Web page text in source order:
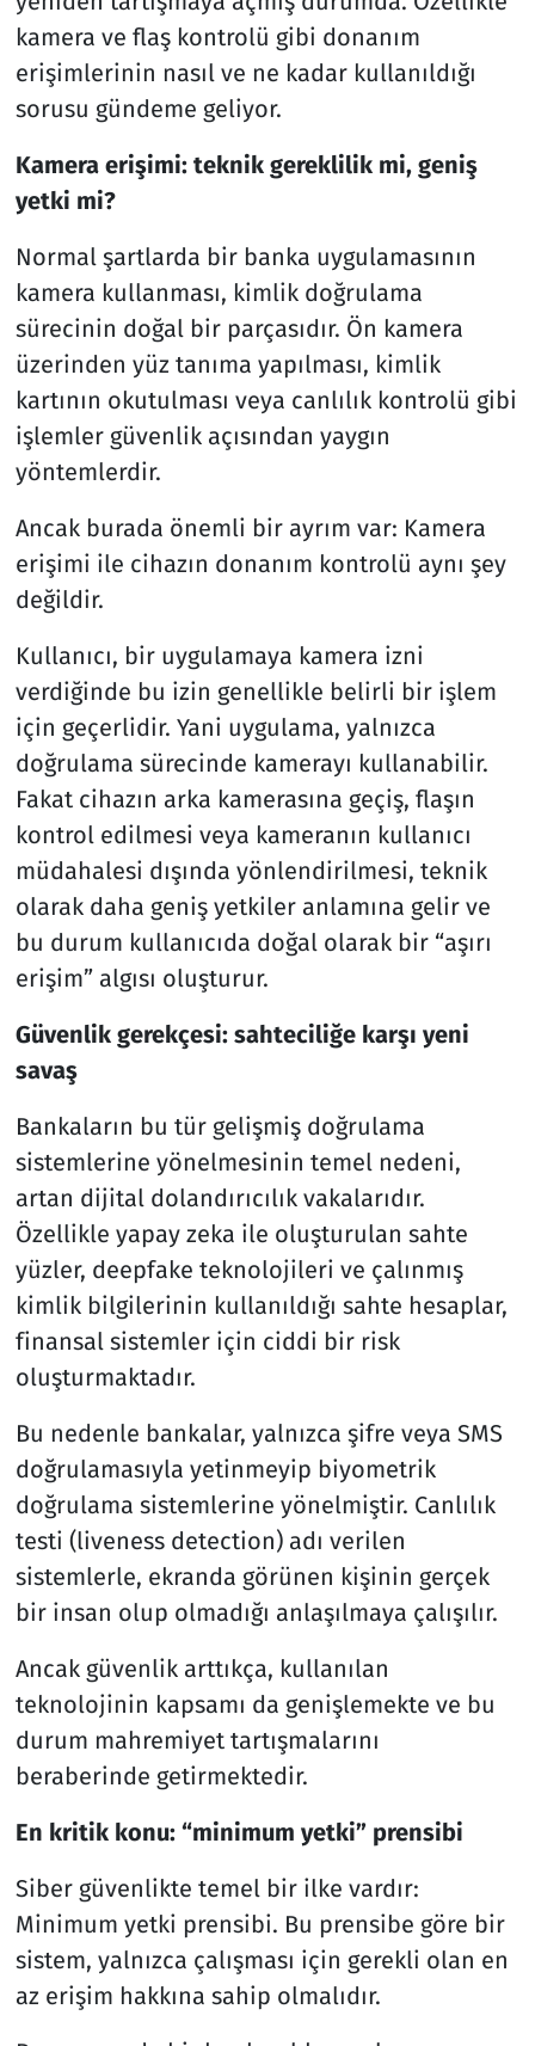
kamera ve flaş kontrolü gibi donanım
erişimlerinin nasıl ve ne kadar kullanıldığı
sorusu gündeme geliyor.
Kamera erişimi: teknik gereklilik mi, geniş
yetki mi?
Normal şartlarda bir banka uygulamasının
kamera kullanması, kimlik doğrulama
sürecinin doğal bir parçasıdır. Ön kamera
üzerinden yüz tanıma yapılması, kimlik
kartının okutulması veya canlılık kontrolü gibi
işlemler güvenlik açısından yaygın
yöntemlerdir.
Ancak burada önemli bir ayrım var: Kamera
erişimi ile cihazın donanım kontrolü aynı şey
değildir.
Kullanıcı, bir uygulamaya kamera izni
verdiğinde bu izin genellikle belirli bir işlem
için geçerlidir. Yani uygulama, yalnızca
doğrulama sürecinde kamerayı kullanabilir.
Fakat cihazın arka kamerasına geçiş, flaşın
kontrol edilmesi veya kameranın kullanıcı
müdahalesi dışında yönlendirilmesi, teknik
olarak daha geniş yetkiler anlamına gelir ve
bu durum kullanıcıda doğal olarak bir “aşırı
erişim” algısı oluşturur.
Güvenlik gerekçesi: sahteciliğe karşı yeni
savaş
Bankaların bu tür gelişmiş doğrulama
sistemlerine yönelmesinin temel nedeni,
artan dijital dolandırıcılık vakalarıdır.
Özellikle yapay zeka ile oluşturulan sahte
yüzler, deepfake teknolojileri ve çalınmış
kimlik bilgilerinin kullanıldığı sahte hesaplar,
finansal sistemler için ciddi bir risk
oluşturmaktadır.
Bu nedenle bankalar, yalnızca şifre veya SMS
doğrulamasıyla yetinmeyip biyometrik
doğrulama sistemlerine yönelmiştir. Canlılık
testi (liveness detection) adı verilen
sistemlerle, ekranda görünen kişinin gerçek
bir insan olup olmadığı anlaşılmaya çalışılır.
Ancak güvenlik arttıkça, kullanılan
teknolojinin kapsamı da genişlemekte ve bu
durum mahremiyet tartışmalarını
beraberinde getirmektedir.
En kritik konu: “minimum yetki” prensibi
Siber güvenlikte temel bir ilke vardır:
Minimum yetki prensibi. Bu prensibe göre bir
sistem, yalnızca çalışması için gerekli olan en
az erişim hakkına sahip olmalıdır.